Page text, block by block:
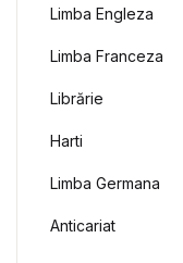
Limba Engleza
Limba Franceza
Librărie
Harti
Limba Germana
Anticariat